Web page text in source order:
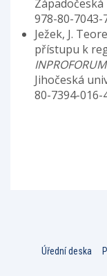
Západočeská
978-80-7043-
Ježek, J.
přístupu k
Jihočeská
80-7394-016-
Úřední deska